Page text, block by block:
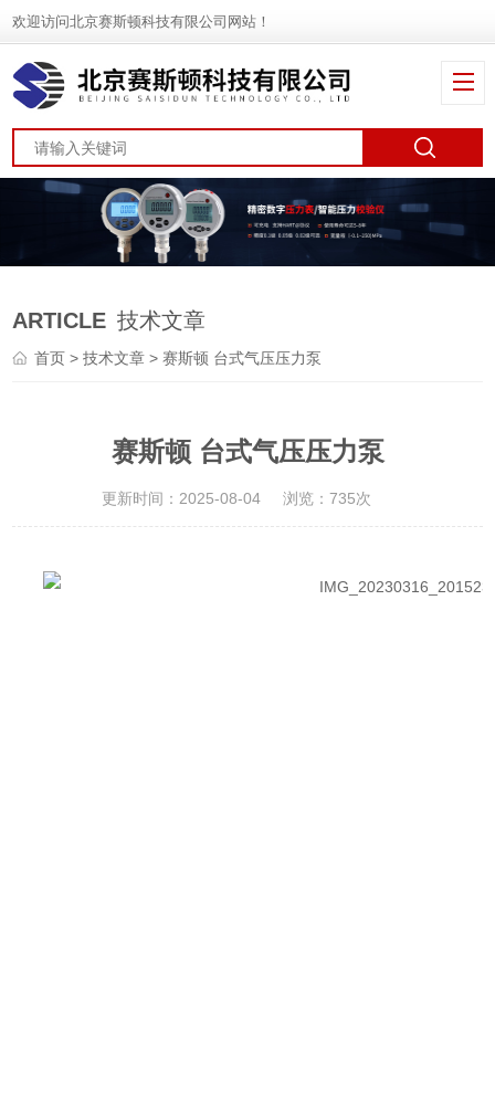
欢迎访问北京赛斯顿科技有限公司网站！
ARTICLE 技术文章
首页 >技术文章 > 赛斯顿 台式气压压力泵
赛斯顿 台式气压压力泵
更新时间：2025-08-04 浏览：735次